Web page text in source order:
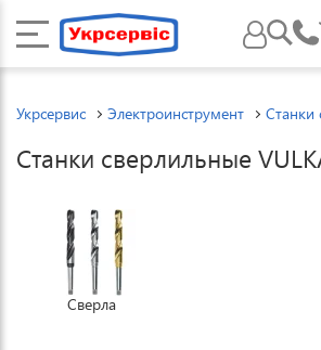
Укрсервис Электроинструмент Станки
Станки сверлильные
Сверла